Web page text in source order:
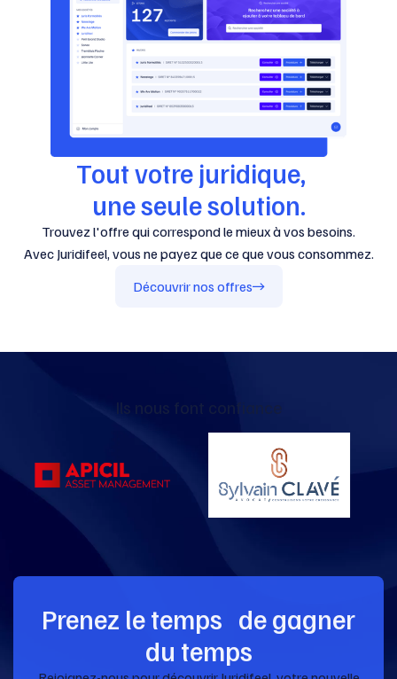
Tout votre juridique,
une seule solution.
Trouvez l'offre qui correspond le mieux à vos besoins.
Avec Juridifeel, vous ne payez que ce que vous consommez.
Découvrir nos offres
Ils nous font confiance
Prenez le temps de gagner
du temps